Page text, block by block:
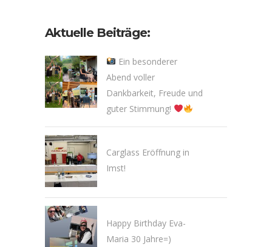
Aktuelle Beiträge:
Ein besonderer
Abend voller
Dankbarkeit, Freude und
guter Stimmung!
Carglass Eröffnung in
Imst!
Happy Birthday Eva-
Maria 30 Jahre=)